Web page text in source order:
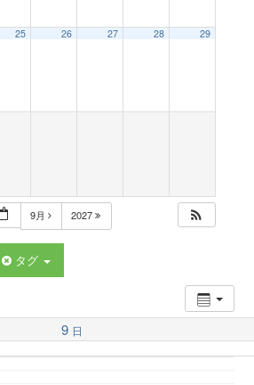
25 26 27 28 29
9月 2027
タグ
9 日